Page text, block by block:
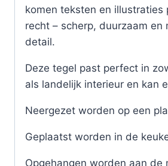
komen teksten en illustraties
recht – scherp, duurzaam en
detail.
Deze tegel past perfect in
als landelijk interieur en kan
Neergezet worden op een
Geplaatst worden in de
Opgehangen worden aan de